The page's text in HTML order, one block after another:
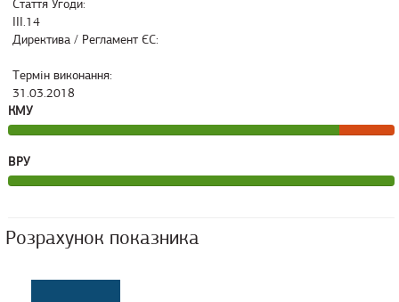
Стаття Угоди:
ІІІ.14
Директива / Регламент ЄС:
Термін виконання:
31.03.2018
КМУ
ВРУ
Розрахунок показника